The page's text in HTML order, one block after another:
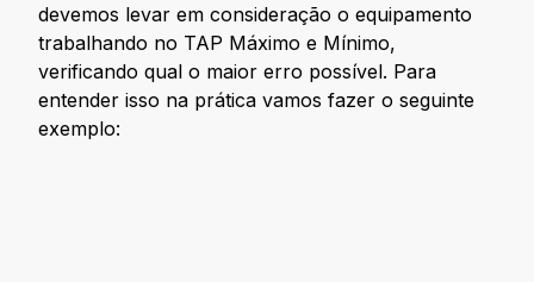
devemos levar em consideração o equipamento
trabalhando no TAP Máximo e Mínimo,
verificando qual o maior erro possível. Para
entender isso na prática vamos fazer o seguinte
exemplo: